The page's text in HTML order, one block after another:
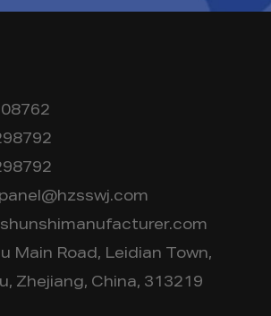
Main Road, Leidian Town,
Zhejiang, China, 313219